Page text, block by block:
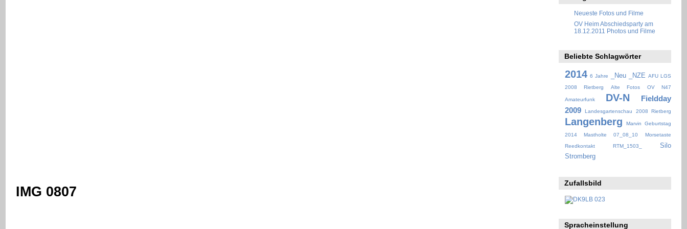
IMG 0807
Neueste Fotos und Filme
OV Heim Abschiedsparty am
18.12.2011 Photos und Filme
Beliebte Schlagwörter
2014 6 Jahre _Neu _NZE AFU LGS
2008 Rietberg
Alte Fotos OV N47
Amateurfunk DV-N
Fieldday
2009
Landesgartenschau 2008 Rietberg
Langenberg
Marvin Geburtstag
2014
Mastholte 07_08_10
Morsetaste
Reedkontakt
RTM_1503_
Silo
Stromberg
Zufallsbild
Spracheinstellung